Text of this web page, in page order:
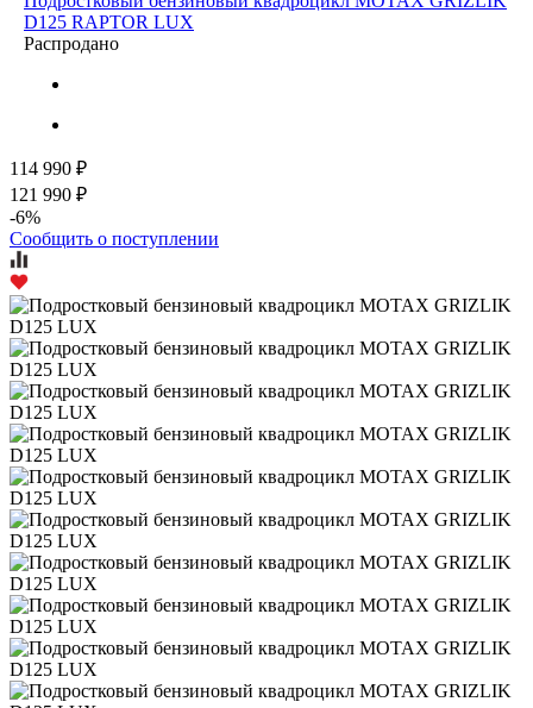
D125 RAPTOR LUX
Распродано
114 990 ₽
121 990 ₽
-6%
Сообщить о поступлении